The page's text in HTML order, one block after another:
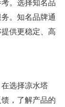
。选择知名品
。知名品牌通
供更稳定、高
选择凉水塔
，了解产品的